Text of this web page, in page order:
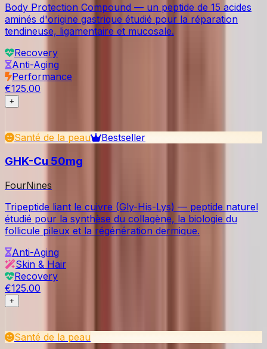
Body Protection Compound — un peptide de 15 acides
aminés d'origine gastrique étudié pour la réparation
tendineuse, ligamentaire et mucosale.
Recovery
Anti-Aging
Performance
€125.00
+
Santé de la peau Bestseller
GHK-Cu 50mg
FourNines
Tripeptide liant le cuivre (Gly-His-Lys) — peptide naturel
étudié pour la synthèse du collagène, la biologie du
follicule pileux et la régénération dermique.
Anti-Aging
Skin & Hair
Recovery
€125.00
+
Santé de la peau